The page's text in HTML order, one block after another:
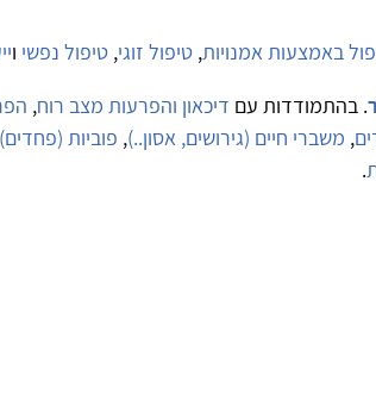
באמצעות אמנויות, טיפול זוגי, טיפול נפשי ו
. בהתמודדות עם דיכאון והפרעות מצב רוח,
, משברי חיים (גירושים, אסון..), פוביות (פחדים)
.